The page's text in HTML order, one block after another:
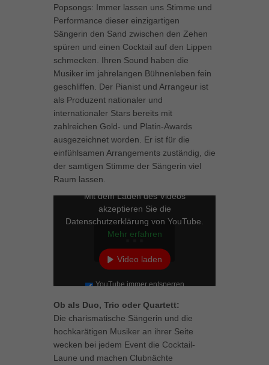
Popsongs: Immer lassen uns Stimme und
Performance dieser einzigartigen
Sängerin den Sand zwischen den Zehen
spüren und einen Cocktail auf den Lippen
schmecken. Ihren Sound haben die
Musiker im jahrelangen Bühnenleben fein
geschliffen. Der Pianist und Arrangeur ist
als Produzent nationaler und
internationaler Stars bereits mit
zahlreichen Gold- und Platin-Awards
ausgezeichnet worden. Er ist für die
einfühlsamen Arrangements zuständig, die
der samtigen Stimme der Sängerin viel
Raum lassen.
Mit dem Laden des Videos
akzeptieren Sie die
Datenschutzerklärung von YouTube.
Mehr erfahren
Video laden
YouTube immer entsperren
Ob als Duo, Trio oder Quartett:
Die charismatische Sängerin und die
hochkarätigen Musiker an ihrer Seite
wecken bei jedem Event die Cocktail-
Laune und machen Clubnächte
können Ihre Einwilligung zu ganzen Kategorien geben oder sich
weitere Informationen anzeigen lassen und so nur bestimmte
Cookies auswählen.
Alle akzeptieren Speichern
Zurück
Datenschutzeinstellungen
Essenziell (1)
Essenzielle Cookies ermöglichen grundlegende Funktionen und sind für
die einwandfreie Funktion der Website erforderlich.
Cookie-Informationen anzeigen
Marketing (1)
Marketing-Cookies werden von Drittanbietern oder Publishern verwendet,
um personalisierte Werbung anzuzeigen. Sie tun dies, indem sie
Besucher über Websites hinweg verfolgen.
Cookie-Informationen anzeigen
Externe Medien (5)
Inhalte von Videoplattformen und Social-Media-Plattformen werden
werden, bedarf der Zugriff auf diese Inhalte keiner manuellen Einwilligung
Cookie-Informationen anzeigen
powered by Borlabs Cookie Datenschutzerklärung